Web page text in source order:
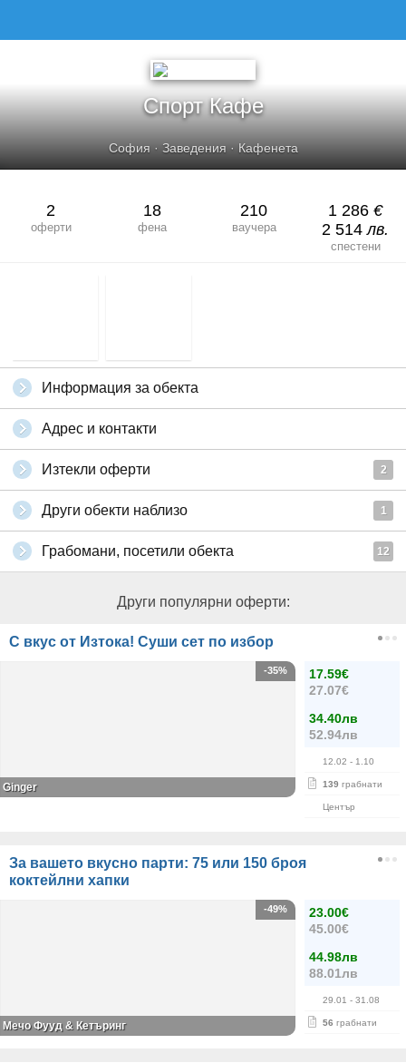
Спорт Кафе
София· Заведения· Кафенета
2
оферти
18
фена
210
ваучера
1 286 €
2 514лв.
спестени
Информация за обекта
Адрес и контакти
Изтекли оферти 2
Други обекти наблизо 1
Грабомани, посетили обекта 12
Други популярни оферти:
С вкус от Изтока! Суши сет по избор
17.59€
27.07€
34.40лв
52.94лв
12.02 - 1.10
139 грабнати
Център
-35%
Ginger
За вашето вкусно парти: 75 или 150 броя
коктейлни хапки
23.00€
45.00€
44.98лв
88.01лв
29.01 - 31.08
56 грабнати
-49%
Мечо Фууд & Кетъринг